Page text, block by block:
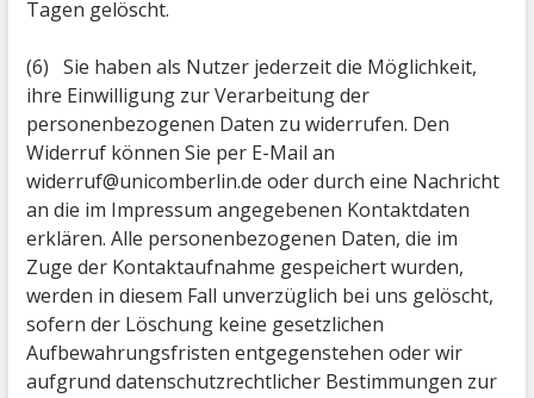
Tagen gelöscht.
(6) Sie haben als Nutzer jederzeit die Möglichkeit,
ihre Einwilligung zur Verarbeitung der
personenbezogenen Daten zu widerrufen. Den
Widerruf können Sie per E-Mail an
widerruf@unicomberlin.de oder durch eine Nachricht
an die im Impressum angegebenen Kontaktdaten
erklären. Alle personenbezogenen Daten, die im
Zuge der Kontaktaufnahme gespeichert wurden,
werden in diesem Fall unverzüglich bei uns gelöscht,
sofern der Löschung keine gesetzlichen
Aufbewahrungsfristen entgegenstehen oder wir
aufgrund datenschutzrechtlicher Bestimmungen zur